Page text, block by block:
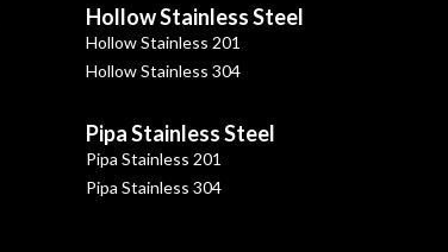
Hollow Stainless Steel
Hollow Stainless 201
Hollow Stainless 304
Pipa Stainless Steel
Pipa Stainless 201
Pipa Stainless 304